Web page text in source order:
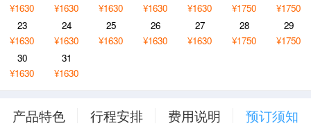
¥1630
¥1630
¥1630
¥1630
¥1630
¥1750
¥1750
23
¥1630
24
¥1630
25
¥1630
26
¥1630
27
¥1630
28
¥1750
29
¥1750
30
¥1630
31
¥1630
产品特色 行程安排 费用说明 预订须知